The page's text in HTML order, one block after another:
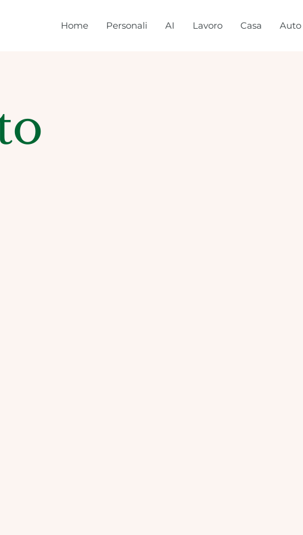
Home Personali AI Lavoro Casa Auto